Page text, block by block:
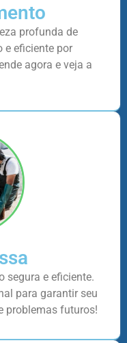
profunda de
e eficiente por
agora e veja a
segura e eficiente.
para garantir seu
problemas futuros!